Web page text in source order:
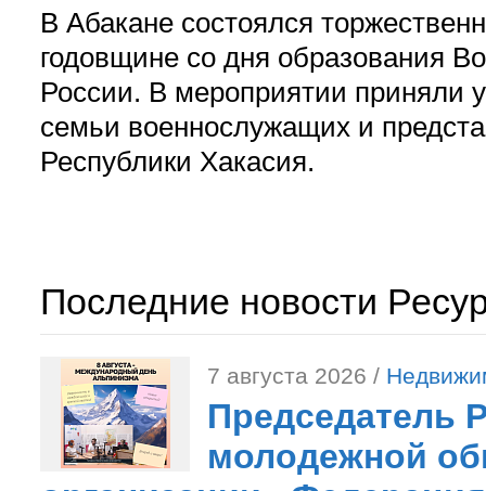
В Абакане состоялся
годовщине со дня образования
России. В мероприятии приняли
семьи военнослужащих и
Республики Хакасия.
Последние новости
7 августа 2026 /
Председатель
молодежной